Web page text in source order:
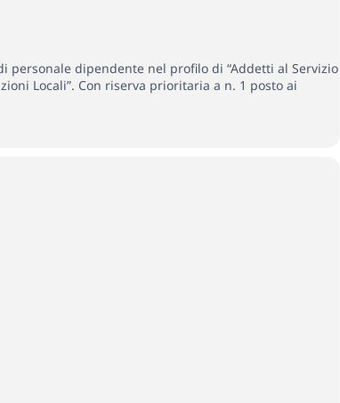
personale dipendente nel profilo di “Addetti al Servizio
Locali”. Con riserva prioritaria a n. 1 posto ai